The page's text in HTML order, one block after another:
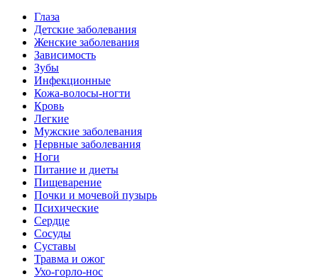
Глаза
Детские заболевания
Женские заболевания
Зависимость
Зубы
Инфекционные
Кожа-волосы-ногти
Кровь
Легкие
Мужские заболевания
Нервные заболевания
Ноги
Питание и диеты
Пищеварение
Почки и мочевой пузырь
Психические
Сердце
Сосуды
Суставы
Травма и ожог
Ухо-горло-нос